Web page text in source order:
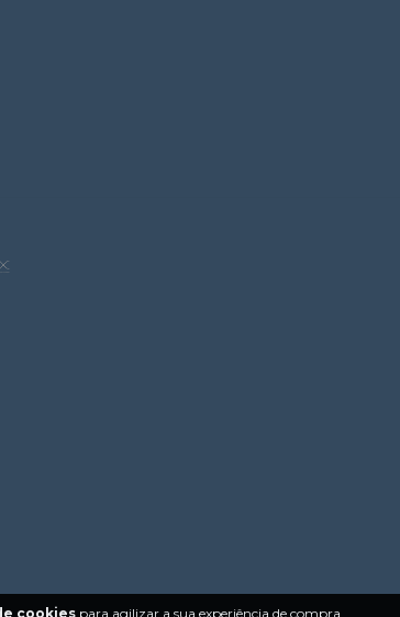
cookiespara agilizar a sua experiência de compra.